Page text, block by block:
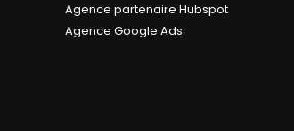
Agence partenaire Hubspot
Agence Google Ads